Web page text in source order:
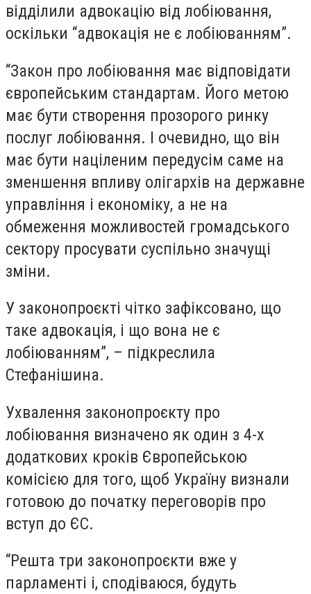
відділили адвокацію від лобіювання,
оскільки “адвокація не є лобіюванням”.
“Закон про лобіювання має відповідати
європейським стандартам. Його метою
має бути створення прозорого ринку
послуг лобіювання. І очевидно, що він
має бути націленим передусім саме на
зменшення впливу олігархів на державне
управління і економіку, а не на
обмеження можливостей громадського
сектору просувати суспільно значущі
зміни.
У законопроєкті чітко зафіксовано, що
таке адвокація, і що вона не є
лобіюванням”, – підкреслила
Стефанішина.
Ухвалення законопроєкту про
лобіювання визначено як один з 4-х
додаткових кроків Європейською
комісією для того, щоб Україну визнали
готовою до початку переговорів про
вступ до ЄС.
“Решта три законопроєкти вже у
парламенті і, сподіваюся, будуть